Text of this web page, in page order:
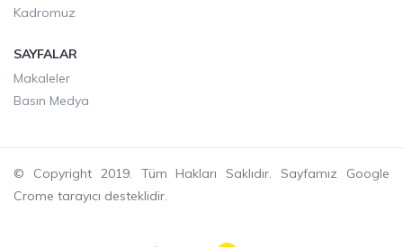
Kadromuz
SAYFALAR
Makaleler
Basın Medya
© Copyright 2019. Tüm Hakları Saklıdır. Sayfamız Google
Crome tarayıcı desteklidir.